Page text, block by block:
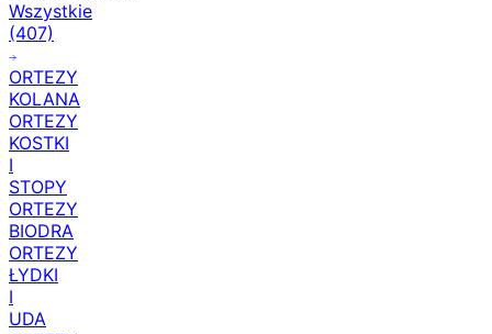
Wszystkie
(407)
ORTEZY
KOLANA
ORTEZY
KOSTKI
I
STOPY
ORTEZY
BIODRA
ORTEZY
ŁYDKI
I
UDA